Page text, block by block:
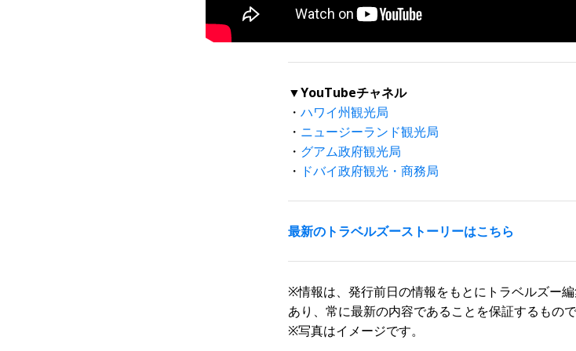
▼YouTubeチャネル
・ハワイ州観光局
・ ニュージーランド観光局
・ グアム政府観光局
・ ドバイ政府観光・商務局
最新のトラベルズーストーリーはこちら
※情報は、発行前日の情報をもとにトラベルズー
あり、常に最新の内容であることを保証するもので
※写真はイメージです。